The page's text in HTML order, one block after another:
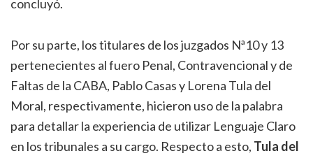
concluyó.
Por su parte, los titulares de los juzgados Nª10 y 13
pertenecientes al fuero Penal, Contravencional y de
Faltas de la CABA, Pablo Casas y Lorena Tula del
Moral, respectivamente, hicieron uso de la palabra
para detallar la experiencia de utilizar Lenguaje Claro
en los tribunales a su cargo. Respecto a esto, Tula del